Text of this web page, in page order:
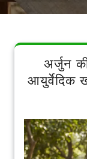
अर्जुन